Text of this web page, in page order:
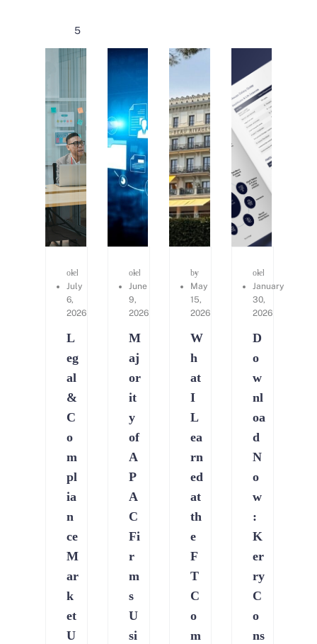
5
oleh
Kerry Consulting
July
6,
2026
L
eg
al
&
C
o
m
pl
ia
n
ce
M
ar
k
et
U
oleh
Kerry Consulting
June
9,
2026
M
aj
or
it
y
of
A
P
A
C
Fi
r
m
s
U
si
by
May
15,
2026
W
h
at
I
L
ea
rn
ed
at
th
e
F
T
C
o
m
oleh
January
30,
2026
D
o
w
nl
oa
d
N
o
w
:
K
er
ry
C
o
ns